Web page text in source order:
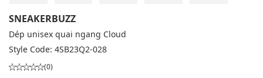
SNEAKERBUZZ
Dép unisex quai ngang Cloud
Style Code: 4SB23Q2-028
(0)